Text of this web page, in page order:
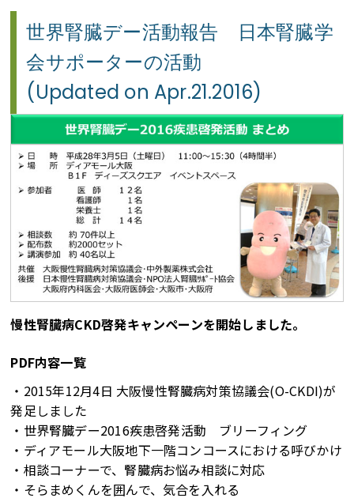
世界腎臓デー活動報告 日本腎臓学
会サポーターの活動
(Updated on Apr.21.2016)
慢性腎臓病CKD啓発キャンペーンを開始しました。
PDF内容一覧
・2015年12月4日 大阪慢性腎臓病対策協議会(O-CKDI)が
発足しました
・世界腎臓デー2016疾患啓発活動 ブリーフィング
・ディアモール大阪地下一階コンコースにおける呼びかけ
・相談コーナーで、腎臓病お悩み相談に対応
・そらまめくんを囲んで、気合を入れる